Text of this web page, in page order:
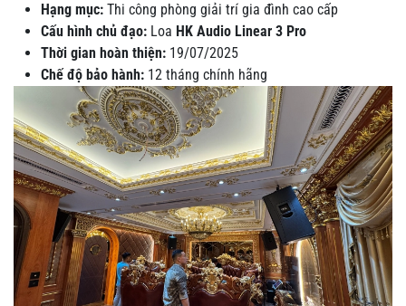
Hạng mục: Thi công phòng giải trí gia đình cao cấp
Cấu hình chủ đạo: Loa HK Audio Linear 3 Pro
Thời gian hoàn thiện: 19/07/2025
Chế độ bảo hành: 12 tháng chính hãng